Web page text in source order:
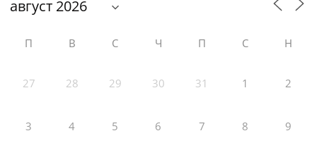
П В С Ч П С Н
27 28 29 30 31 1 2
3 4 5 6 7 8 9